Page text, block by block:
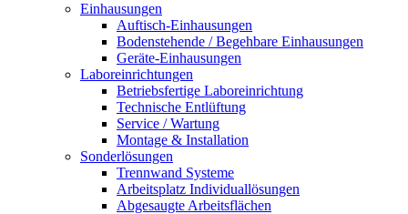
Einhausungen
Auftisch-Einhausungen
Bodenstehende / Begehbare Einhausungen
Geräte-Einhausungen
Laboreinrichtungen
Betriebsfertige Laboreinrichtung
Technische Entlüftung
Service / Wartung
Montage & Installation
Sonderlösungen
Trennwand Systeme
Arbeitsplatz Individuallösungen
Abgesaugte Arbeitsflächen